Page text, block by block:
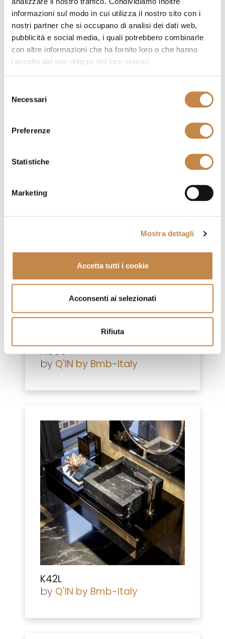
informazioni sul modo in cui utilizza il nostro sito con i
nostri partner che si occupano di analisi dei dati web,
pubblicità e social media, i quali potrebbero combinarle
con altre informazioni che ha fornito loro o che hanno
raccolto dal suo utilizzo dei loro servizi.
delNecessari
Preferenze
Statistiche
Marketing
Mostra dettagli
Accetta tutti i cookie
Acconsenti ai selezionati
Rifiuta
by
AC80
by Q'IN by Bmb-Italy
K42L
by Q'IN by Bmb-Italy